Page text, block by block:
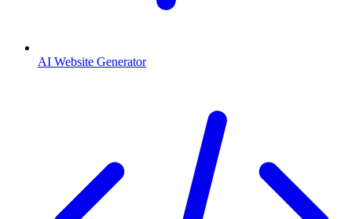
AI Website Generator